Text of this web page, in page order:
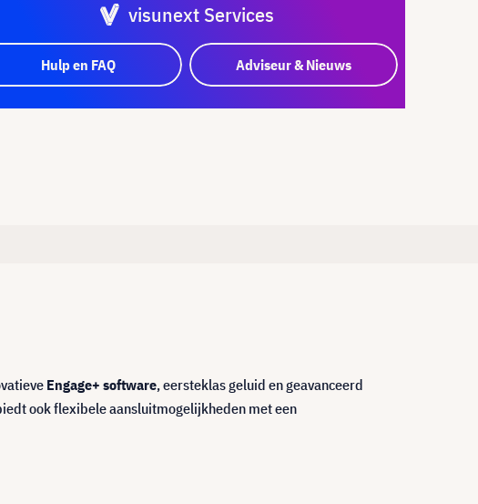
visunext Services
Hulp en FAQ Adviseur & Nieuws
Engage+ software, eersteklas geluid en geavanceerd
ook flexibele aansluitmogelijkheden met een